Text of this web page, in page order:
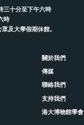
三十分至下午六時
時
及大學假期休館。
關於我們
傳媒
聯絡我們
支持我們
港大博物館學會